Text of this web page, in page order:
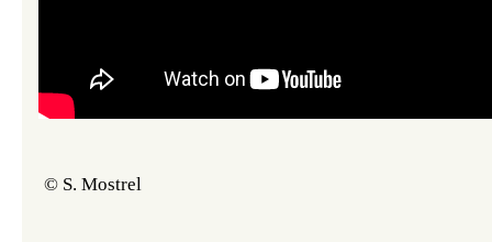
© S. Mostrel